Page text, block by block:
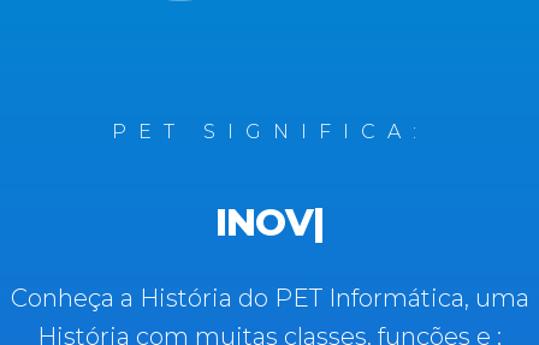
PET SIGNIFICA:
INOVAÇÃO
Conheça a História do PET Informática, uma
História com muitas classes, funções e ;